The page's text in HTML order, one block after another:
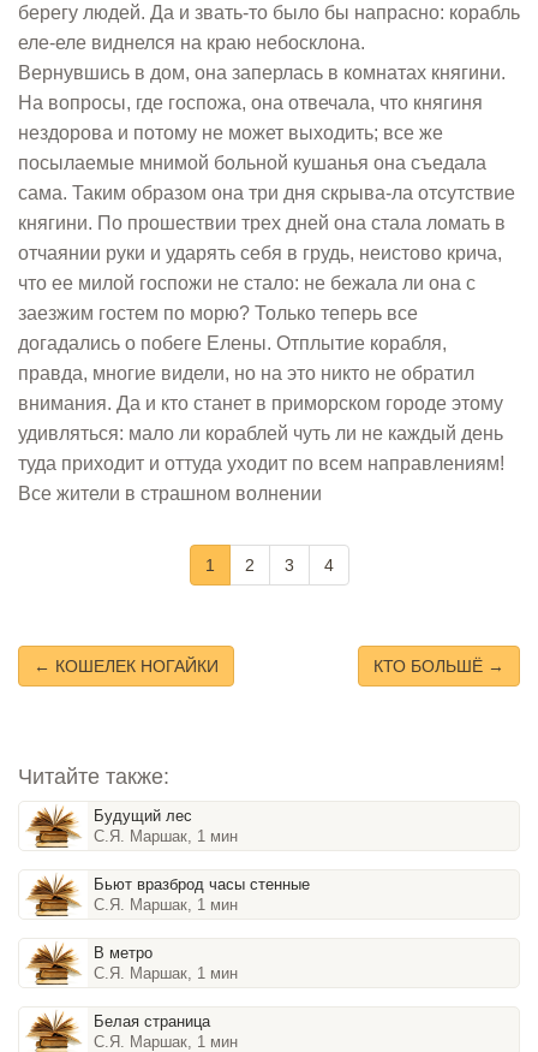
берегу людей. Да и звать-то было бы напрасно: корабль
еле-еле виднелся на краю небосклона.
Вернувшись в дом, она заперлась в комнатах княгини.
На вопросы, где госпожа, она отвечала, что княгиня
нездорова и потому не может выходить; все же
посылаемые мнимой больной кушанья она съедала
сама. Таким образом она три дня скрыва-ла отсутствие
княгини. По прошествии трех дней она стала ломать в
отчаянии руки и ударять себя в грудь, неистово крича,
что ее милой госпожи не стало: не бежала ли она с
заезжим гостем по морю? Только теперь все
догадались о побеге Елены. Отплытие корабля,
правда, многие видели, но на это никто не обратил
внимания. Да и кто станет в приморском городе этому
удивляться: мало ли кораблей чуть ли не каждый день
туда приходит и оттуда уходит по всем направлениям!
Все жители в страшном волнении
1 2 3 4
← КОШЕЛЕК НОГАЙКИ КТО БОЛЬШЁ →
Читайте также:
Будущий лес
С.Я. Маршак, 1 мин
Бьют вразброд часы стенные
С.Я. Маршак, 1 мин
В метро
С.Я. Маршак, 1 мин
Белая страница
С.Я. Маршак, 1 мин